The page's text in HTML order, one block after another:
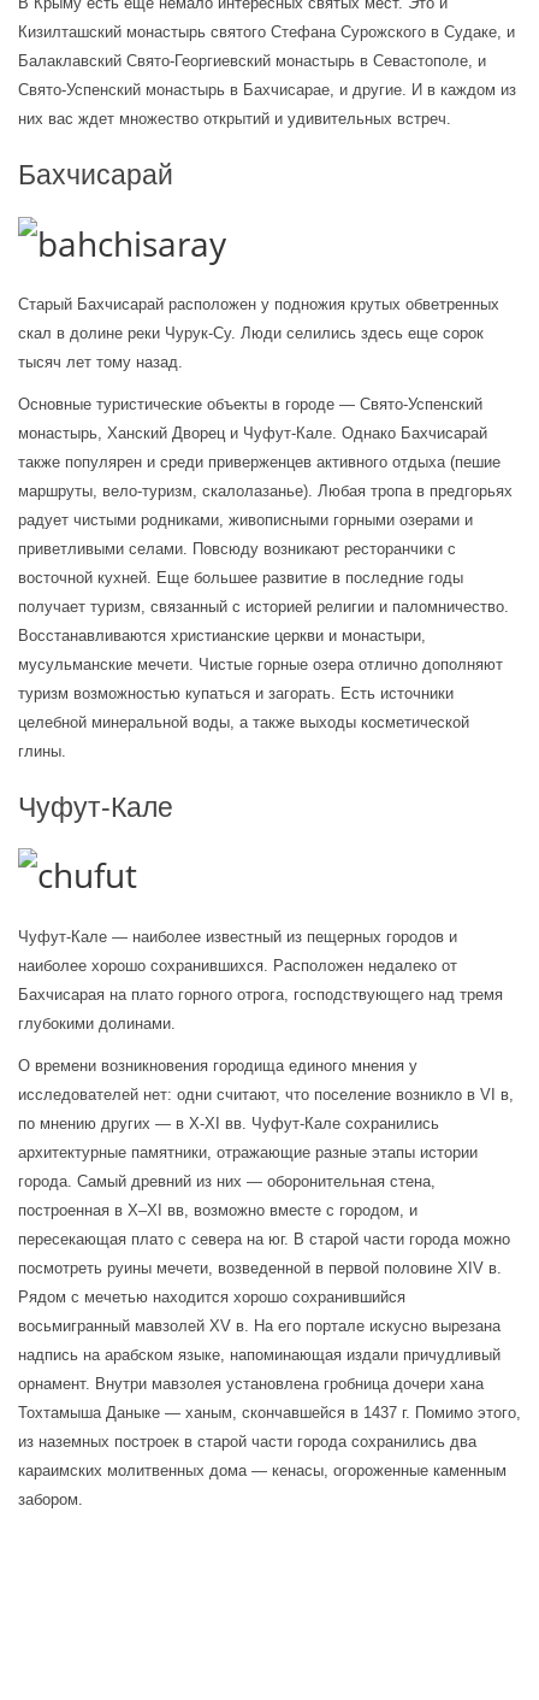
Кизилташский монастырь святого Стефана Сурожского в Судаке, и
Балаклавский Свято-Георгиевский монастырь в Севастополе, и
Свято-Успенский монастырь в Бахчисарае, и другие. И в каждом из
них вас ждет множество открытий и удивительных встреч.
Бахчисарай
Старый Бахчисарай расположен у подножия крутых обветренных
скал в долине реки Чурук-Су. Люди селились здесь еще сорок
тысяч лет тому назад.
Основные туристические объекты в городе — Свято-Успенский
монастырь, Ханский Дворец и Чуфут-Кале. Однако Бахчисарай
также популярен и среди приверженцев активного отдыха (пешие
маршруты, вело-туризм, скалолазанье). Любая тропа в предгорьях
радует чистыми родниками, живописными горными озерами и
приветливыми селами. Повсюду возникают ресторанчики с
восточной кухней. Еще большее развитие в последние годы
получает туризм, связанный с историей религии и паломничество.
Восстанавливаются христианские церкви и монастыри,
мусульманские мечети. Чистые горные озера отлично дополняют
туризм возможностью купаться и загорать. Есть источники
целебной минеральной воды, а также выходы косметической
глины.
Чуфут-Кале
Чуфут-Кале — наиболее известный из пещерных городов и
наиболее хорошо сохранившихся. Расположен недалеко от
Бахчисарая на плато горного отрога, господствующего над тремя
глубокими долинами.
О времени возникновения городища единого мнения у
исследователей нет: одни считают, что поселение возникло в VI в,
по мнению других — в X-XI вв. Чуфут-Кале сохранились
архитектурные памятники, отражающие разные этапы истории
города. Самый древний из них — оборонительная стена,
построенная в X–XI вв, возможно вместе с городом, и
пересекающая плато с севера на юг. В старой части города можно
посмотреть руины мечети, возведенной в первой половине XIV в.
Рядом с мечетью находится хорошо сохранившийся
восьмигранный мавзолей XV в. На его портале искусно вырезана
надпись на арабском языке, напоминающая издали причудливый
орнамент. Внутри мавзолея установлена гробница дочери хана
Тохтамыша Даныке — ханым, скончавшейся в 1437 г. Помимо этого,
из наземных построек в старой части города сохранились два
караимских молитвенных дома — кенасы, огороженные каменным
забором.